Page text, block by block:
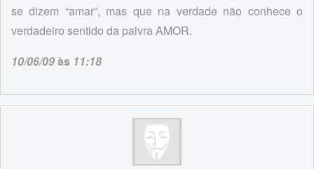
se dizem “amar”, mas que na verdade não conhece o
verdadeiro sentido da palvra AMOR.
10/06/09às 11:18